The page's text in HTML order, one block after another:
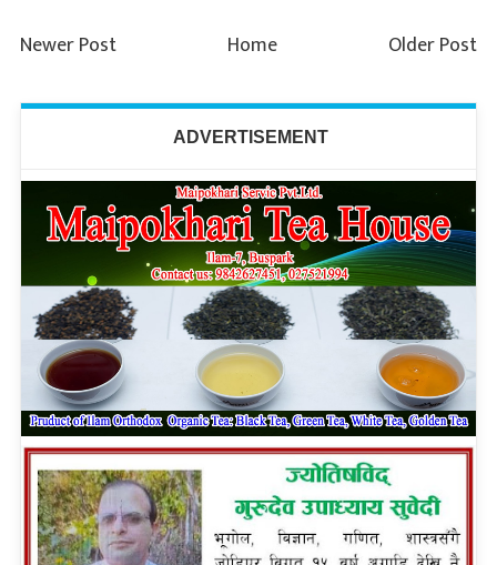
Newer Post Older Post
Home
ADVERTISEMENT